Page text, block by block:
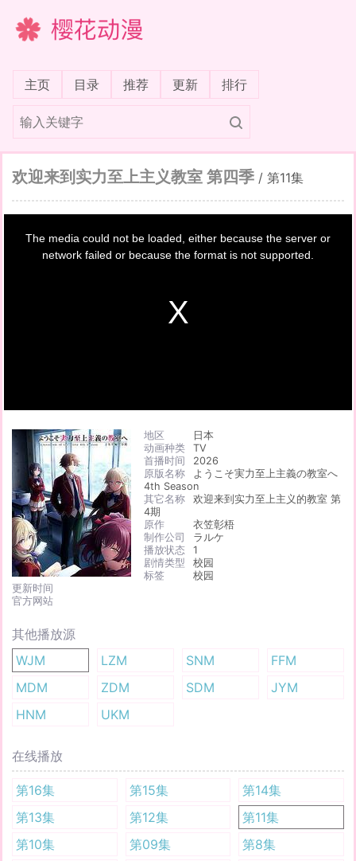
樱花动漫
主页(current)
目录 推荐 更新 排行
欢迎来到实力至上主义教室 第四季 / 第11集
地区
日本
动画种类
TV
首播时间
2026
原版名称
ようこそ実力至上主義の教室へ
4th Season
其它名称
欢迎来到实力至上主义的教室 第
4期
原作
衣笠彰梧
制作公司
ラルケ
播放状态
1
剧情类型
校园
标签
校园
更新时间
官方网站
其他播放源
WJM
LZM SNM
FFM
MDM
ZDM SDM
JYM
HNM
UKM
在线播放
第16集 第15集
第14集
第13集
第12集
第11集
第10集
第09集
第8集